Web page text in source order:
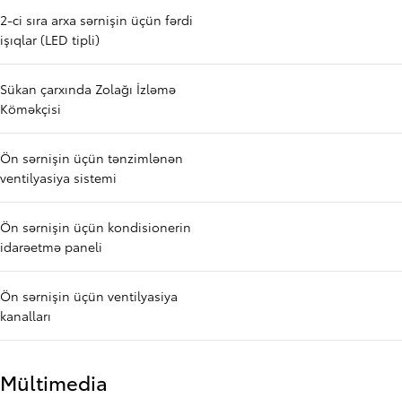
2-ci sıra arxa sərnişin üçün fərdi
işıqlar (LED tipli)
Sükan çarxında Zolağı İzləmə
Köməkçisi
Ön sərnişin üçün tənzimlənən
ventilyasiya sistemi
Ön sərnişin üçün kondisionerin
idarəetmə paneli
Ön sərnişin üçün ventilyasiya
kanalları
Mültimedia